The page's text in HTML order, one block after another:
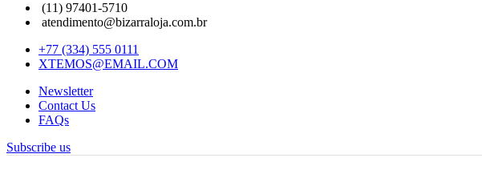
(11) 97401-5710
atendimento@bizarraloja.com.br
+77 (334) 555 0111
XTEMOS@EMAIL.COM
Newsletter
Contact Us
FAQs
Subscribe us